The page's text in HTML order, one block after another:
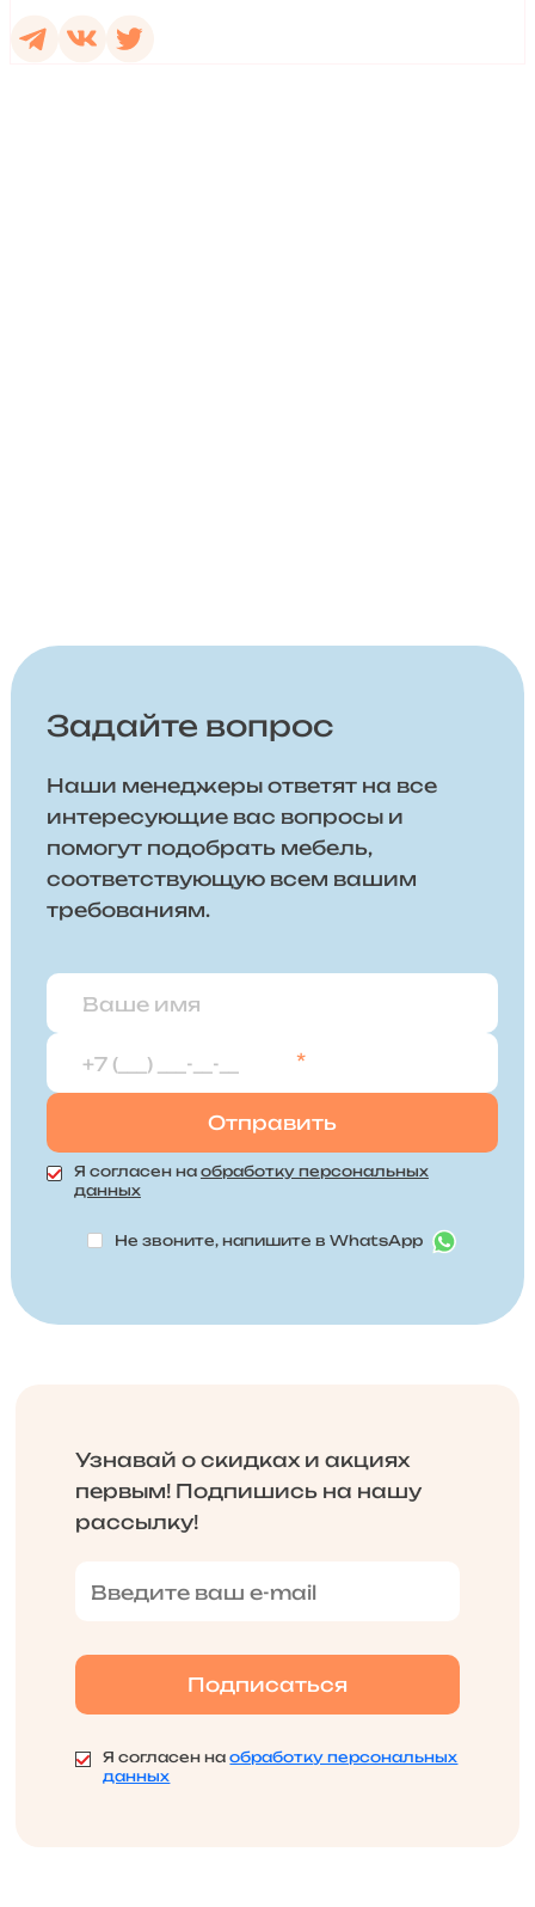
Задайте вопрос
Наши менеджеры ответят на все
интересующие вас вопросы и
помогут подобрать мебель,
соответствующую всем вашим
требованиям.
*
Я согласен на обработку персональных
данных
Не звоните, напишите в WhatsApp
Узнавай о скидках и акциях
первым! Подпишись на нашу
рассылку!
Я согласен наобработку персональных
данных